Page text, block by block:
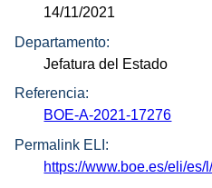
14/11/2021
Departamento:
Jefatura del Estado
Referencia:
BOE-A-2021-17276
Permalink ELI:
https://www.boe.es/eli/es/